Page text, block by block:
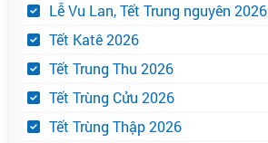
Lễ Vu Lan, Tết Trung nguyên 2026
Tết Katê 2026
Tết Trung Thu 2026
Tết Trùng Cửu 2026
Tết Trùng Thập 2026